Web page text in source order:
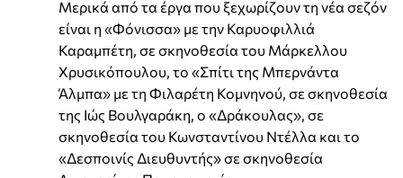
Μερικά από τα έργα που ξεχωρίζουν τη νέα σεζόν
είναι η «Φόνισσα» με την Καρυοφιλλιά
Καραμπέτη, σε σκηνοθεσία του Μάρκελλου
Χρυσικόπουλου, το «Σπίτι της Μπερνάντα
Άλμπα» με τη Φιλαρέτη Κομνηνού, σε σκηνοθεσία
της Ιώς Βουλγαράκη, ο «Δράκουλας», σε
σκηνοθεσία του Κωνσταντίνου Ντέλλα και το
«Δεσποινίς Διευθυντής» σε σκηνοθεσία